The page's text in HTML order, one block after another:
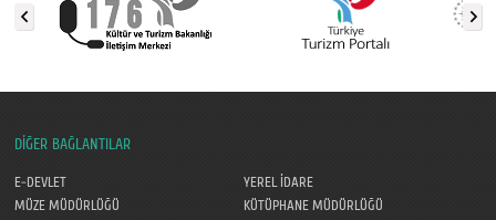
DİĞER BAĞLANTILAR
E-DEVLET
YEREL İDARE
MÜZE MÜDÜRLÜĞÜ
KÜTÜPHANE MÜDÜRLÜĞÜ